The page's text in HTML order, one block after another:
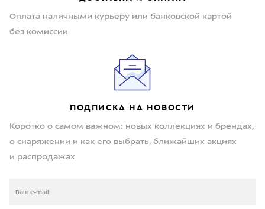
Оплата наличными курьеру или банковской картой
без комиссии
ПОДПИСКА НА НОВОСТИ
Коротко о самом важном: новых коллекциях и брендах,
о снаряжении и как его выбрать, ближайших акциях
и распродажах